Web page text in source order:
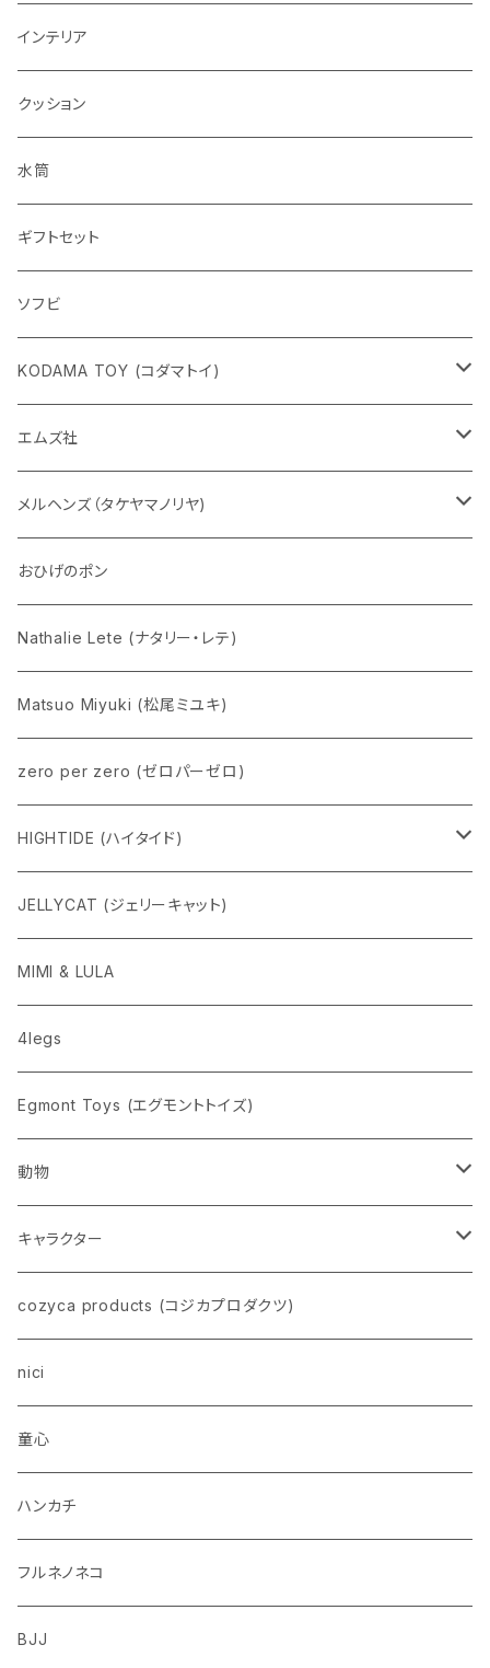
インテリア
クッション
水筒
ギフトセット
ソフビ
KODAMA TOY (コダマトイ)
チャーミーちゃん
五型動物
Eddie パンダ
エムズ社
デコちゃん
クマちゃん
メルヘンズ（タケヤマノリヤ)
ケロペチーノ
おひげのポン
Nathalie Lete (ナタリー・レテ)
Matsuo Miyuki (松尾ミユキ)
zero per zero (ゼロパーゼロ)
HIGHTIDE (ハイタイド)
ニューレトロ
penco
nahe
pppppins（ピーーーーンズ）
JELLYCAT (ジェリーキャット)
MIMI & LULA
4legs
Egmont Toys (エグモントトイズ)
動物
ネコ
イヌ
トイプードル
柴犬
ウザギ
パンダ
リス
クマ
ゾウ
キャラクター
スヌーピー
モンチッチ
ムーミン
ちいかわ
ミッフィー
Richard Scarry (リチャード・スキャリー)
cozyca products (コジカプロダクツ)
nici
童心
ハンカチ
フルネノネコ
BJJ